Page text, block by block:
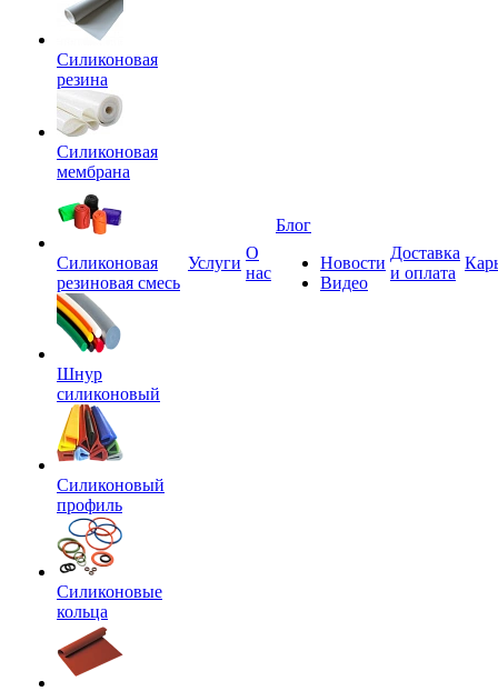
Силиконовая
резина
Силиконовая
мембрана
Силиконовая
резиновая смесь
Шнур
силиконовый
Силиконовый
профиль
Силиконовые
кольца
Услуги
О
нас
Блог
Новости
Видео
Доставка
и оплата